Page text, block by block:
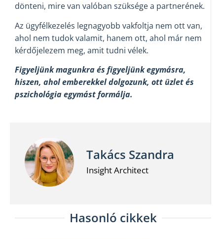
dönteni, mire van valóban szüksége a partnerének.
Az ügyfélkezelés legnagyobb vakfoltja nem ott van,
ahol nem tudok valamit, hanem ott, ahol már nem
kérdőjelezem meg, amit tudni vélek.
Figyeljünk magunkra és figyeljünk egymásra,
hiszen, ahol emberekkel dolgozunk, ott üzlet és
pszichológia egymást formálja.
Takács Szandra
Insight Architect
Hasonló cikkek